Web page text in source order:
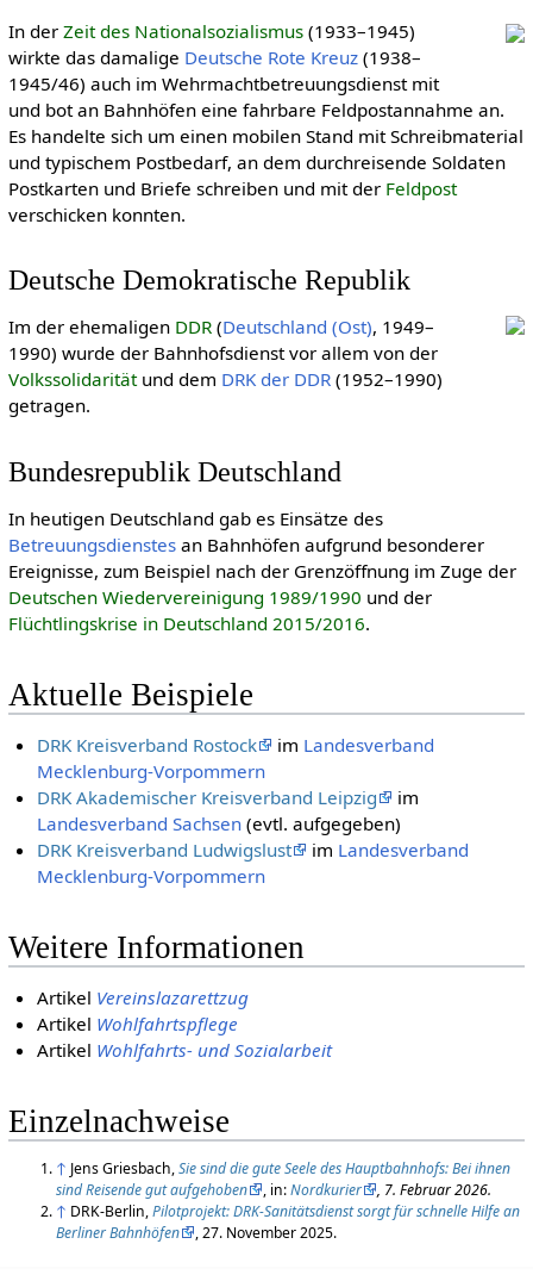
In der Zeit des National­sozia­lis­mus(1933–1945)
wirkte das damalige Deut­sche Rote Kreuz(1938–
1945/46) auch im Wehrmachtbetreuungsdienst mit
und bot an Bahnhöfen eine fahrbare Feldpostannahme an.
Es handelte sich um einen mobilen Stand mit Schreibmaterial
und typischem Postbedarf, an dem durchreisende Soldaten
Postkarten und Briefe schreiben und mit der Feldpost
verschicken konnten.
Deutsche Demokratische Republik
Im der ehemaligen DDR(Deutschland (Ost), 1949–
1990) wurde der Bahnhofsdienst vor allem von der
Volkssolidaritätund dem DRK der DDR(1952–1990)
getragen.
Bundesrepublik Deutschland
In heutigen Deutschland gab es Einsätze des
Betreuungsdienstesan Bahnhöfen aufgrund besonderer
Ereignisse, zum Beispiel nach der Grenzöffnung im Zuge der
Deutschen Wiedervereinigung 1989/1990 und der
Flüchtlingskrise in Deutschland 2015/2016.
Aktuelle Beispiele
DRK Kreisverband Rostock im Landesverband
Mecklenburg-Vorpommern
DRK Akademischer Kreisverband Leipzig
im
Landesverband Sachsen (evtl. aufgegeben)
DRK Kreisverband Ludwigslust
im Landesverband
Mecklenburg-Vorpommern
Weitere Informationen
Artikel Vereinslazarettzug
Artikel Wohlfahrtspflege
Artikel Wohlfahrts- und Sozialarbeit
Einzelnachweise
↑ Jens Griesbach,Sie sind die gute Seele des Hauptbahnhofs: Bei ihnen
sind Reisende gut aufgehoben
, in:Nordkurier
, 7. Februar 2026.
↑ DRK-Berlin,Pilotprojekt: DRK-Sanitätsdienst sorgt für schnelle Hilfe an
Berliner Bahnhöfen
, 27. November 2025.